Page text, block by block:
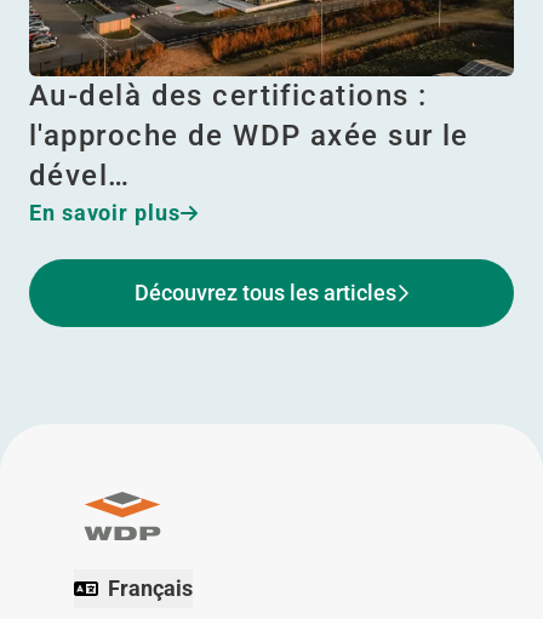
Au-delà des certifications :
l'approche de WDP axée sur le
dével…
En savoir plus
Découvrez tous les articles
Français